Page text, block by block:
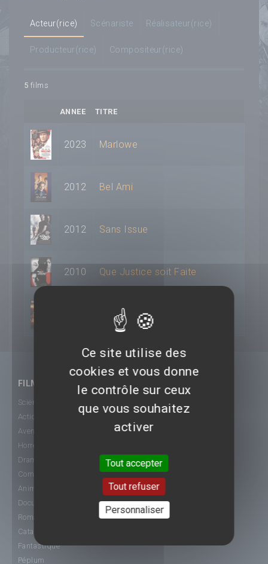
Acteur(rice) Scénariste Réalisateur(rice)
Producteur(rice) Compositeur(rice)
5 films
ANNEE TITRE
2023 Marlowe
2012 Bel Ami
2012 Sans Issue
2010 Que Justice soit Faite
Horizons lointains
FILMS
Science-Fiction
Action
Aventure
Horreur
Drame
Comédie
Animation
Documentaire
Romance
Catastrophe
Fantastique
Péplum
Ce site utilise des
cookies et vous donne
le contrôle sur ceux
que vous souhaitez
activer
Tout accepter
Tout refuser
Personnaliser